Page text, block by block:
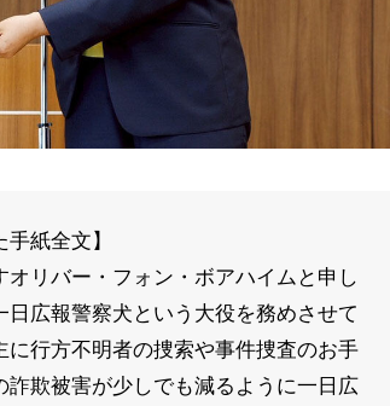
紙全文】
リバー・フォン・ボアハイムと申し
広報警察犬という大役を務めさせて
行方不明者の捜索や事件捜査のお手
欺被害が少しでも減るように一日広